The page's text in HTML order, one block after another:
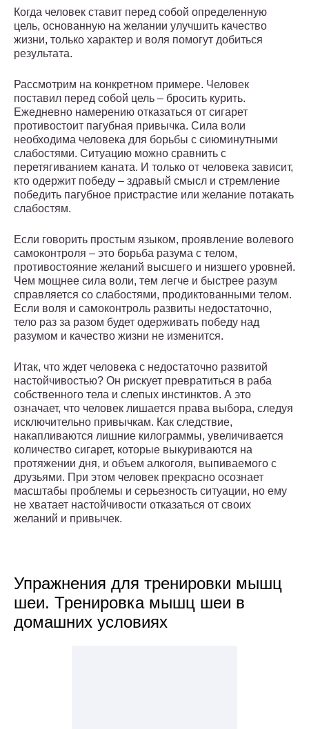
Когда человек ставит перед собой определенную
цель, основанную на желании улучшить качество
жизни, только характер и воля помогут добиться
результата.
Рассмотрим на конкретном примере. Человек
поставил перед собой цель – бросить курить.
Ежедневно намерению отказаться от сигарет
противостоит пагубная привычка. Сила воли
необходима человека для борьбы с сиюминутными
слабостями. Ситуацию можно сравнить с
перетягиванием каната. И только от человека зависит,
кто одержит победу – здравый смысл и стремление
победить пагубное пристрастие или желание потакать
слабостям.
Если говорить простым языком, проявление волевого
самоконтроля – это борьба разума с телом,
противостояние желаний высшего и низшего уровней.
Чем мощнее сила воли, тем легче и быстрее разум
справляется со слабостями, продиктованными телом.
Если воля и самоконтроль развиты недостаточно,
тело раз за разом будет одерживать победу над
разумом и качество жизни не изменится.
Итак, что ждет человека с недостаточно развитой
настойчивостью? Он рискует превратиться в раба
собственного тела и слепых инстинктов. А это
означает, что человек лишается права выбора, следуя
исключительно привычкам. Как следствие,
накапливаются лишние килограммы, увеличивается
количество сигарет, которые выкуриваются на
протяжении дня, и объем алкоголя, выпиваемого с
друзьями. При этом человек прекрасно осознает
масштабы проблемы и серьезность ситуации, но ему
не хватает настойчивости отказаться от своих
желаний и привычек.
Упражнения для тренировки мышц
шеи. Тренировка мышц шеи в
домашних условиях